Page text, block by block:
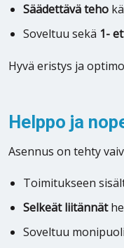
Säädettävä teho
Soveltuu sekä 1-
Hyvä eristys ja
Helppo ja
Asennus on tehty
Toimitukseen
Selkeät liitännät
Soveltuu